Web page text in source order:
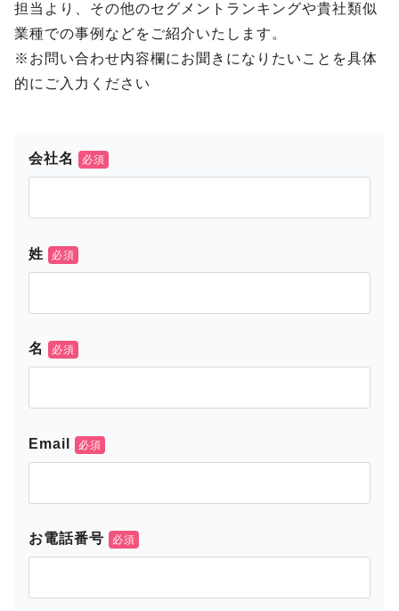
担当より、その他のセグメントランキングや貴社類似
業種での事例などをご紹介いたします。
※お問い合わせ内容欄にお聞きになりたいことを具体
的にご入力ください
会社名
姓
名
Email
お電話番号